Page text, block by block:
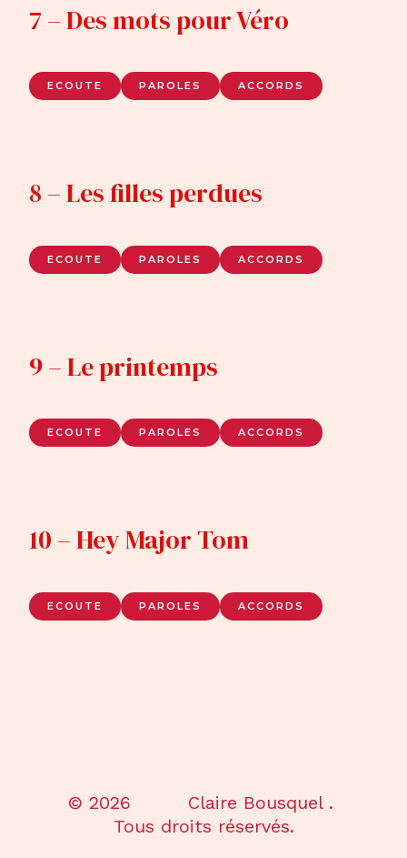
7 – Des mots pour Véro
ECOUTE PAROLES ACCORDS
8 – Les filles perdues
ECOUTE PAROLES ACCORDS
9 – Le printemps
ECOUTE PAROLES ACCORDS
10 – Hey Major Tom
ECOUTE PAROLES ACCORDS
© 2026 Claire Bousquel .
Tous droits réservés.